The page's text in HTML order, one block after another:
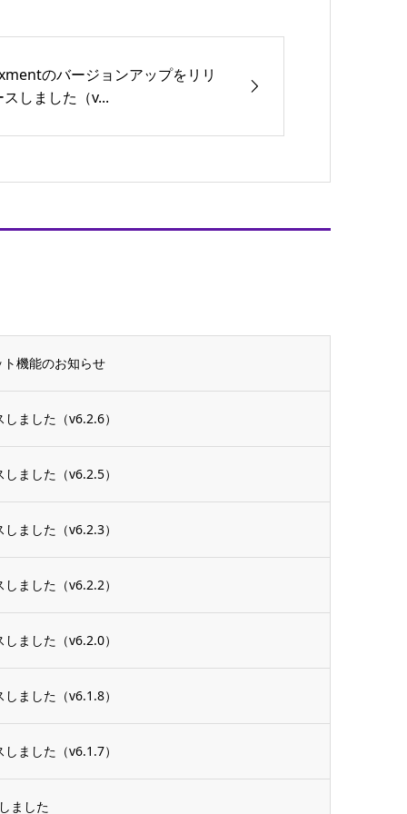
のバージョンアップをリリ
スしました（v...
ト機能のお知らせ
ました（v6.2.6）
ました（v6.2.5）
ました（v6.2.3）
ました（v6.2.2）
ました（v6.2.0）
ました（v6.1.8）
ました（v6.1.7）
ました